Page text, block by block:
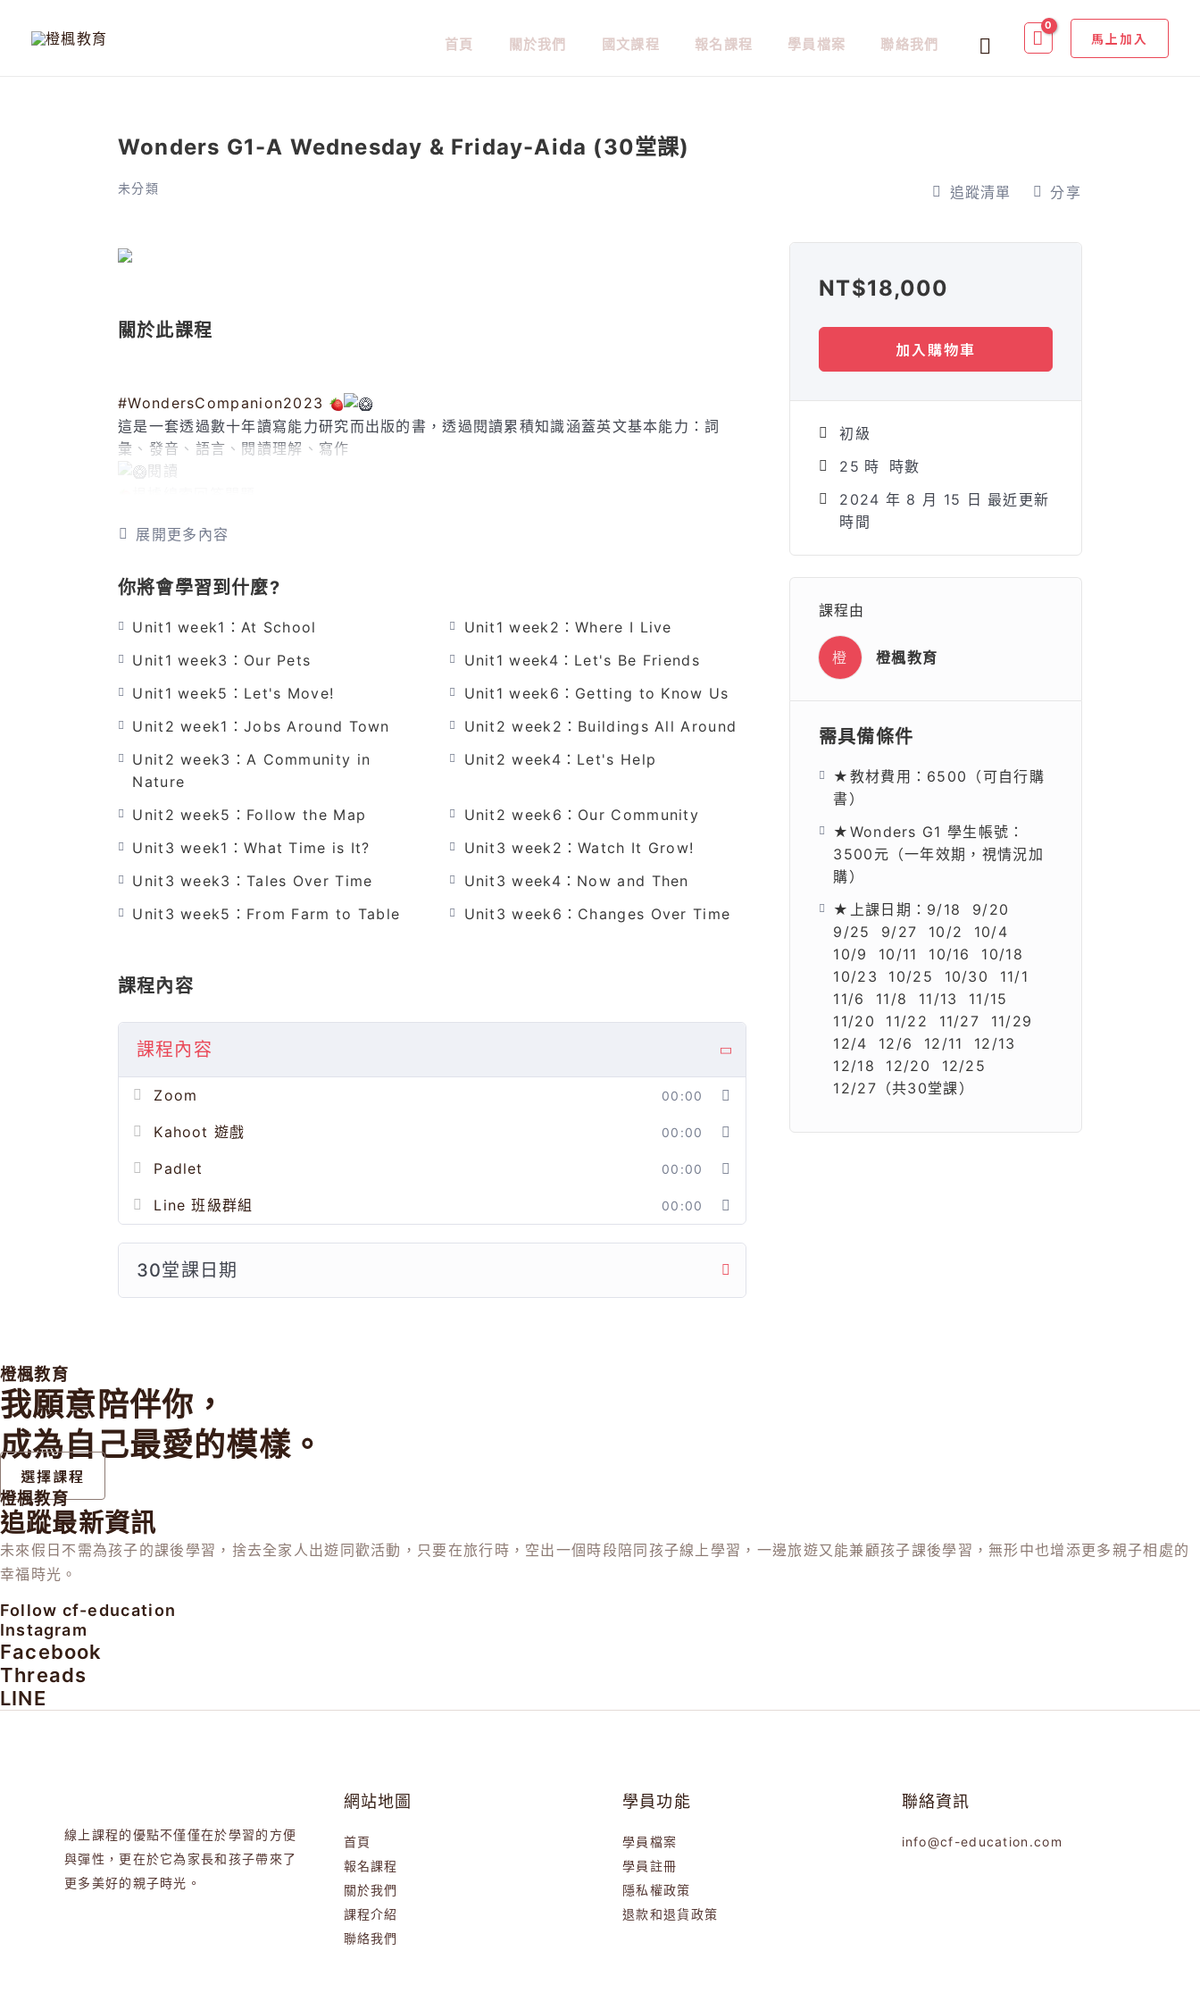
首頁 關於我們 國文課程 報名課程 學員檔案 聯絡我們
搜
馬上加入
Wonders G1-A Wednesday & Friday-Aida (30堂課)
未分類 追蹤清單 分享
關於此課程
#WondersCompanion2023
這是一套透過數十年讀寫能力研究而出版的書，透過閱讀累積知識涵蓋英文基本能力：詞
彙、發音、語言、閱讀理解、寫作
閱讀
深入了結文章引申義
組織研究與探討與探討
激發創意
透過寫作有效溝通
分析文本
提升寫作能力
批改文章
一堂課450元(含稅)
本課程需購買原文正版教材，我們尊重出版者辛苦的編輯
自然而然的學會拼字，課堂上會有小遊戲與測驗，我們會帶著孩子一步一步高速有效率的學
展開更多內容
你將會學習到什麼?
Unit1 week1：At School
Unit1 week2：Where I Live
Unit1 week3：Our Pets
Unit1 week4：Let's Be Friends
Unit1 week5：Let's Move!
Unit1 week6：Getting to Know Us
Unit2 week1：Jobs Around Town
Unit2 week2：Buildings All Around
Unit2 week3：A Community in
Nature
Unit2 week4：Let's Help
Unit2 week5：Follow the Map
Unit2 week6：Our Community
Unit3 week1：What Time is It?
Unit3 week2：Watch It Grow!
Unit3 week3：Tales Over Time
Unit3 week4：Now and Then
Unit3 week5：From Farm to Table
Unit3 week6：Changes Over Time
課程內容
課程內容
Zoom 00:00
Kahoot 遊戲 00:00
Padlet 00:00
Line 班級群組 00:00
30堂課日期
NT$18,000
加入購物車
初級
25 時
時數
2024 年 8 月 15 日 最近更新
時間
課程由
橙 橙楓教育
需具備條件
★教材費用：6500（可自行購
書）
★Wonders G1 學生帳號：
3500元（一年效期，視情況加
購）
★上課日期：9/18 9/20
9/25 9/27 10/2 10/4
10/9 10/11 10/16 10/18
10/23 10/25 10/30 11/1
11/6 11/8 11/13 11/15
11/20 11/22 11/27 11/29
12/4 12/6 12/11 12/13
12/18 12/20 12/25
12/27（共30堂課）
橙楓教育
我願意陪伴你，
成為自己最愛的模樣。
選擇課程
橙楓教育
追蹤最新資訊
未來假日不需為孩子的課後學習，捨去全家人出遊同歡活動，只要在旅行時，空出一個時段陪同孩子線上學習，一邊旅遊又能兼顧孩子課後學習，無形中也增添更多親子相處的
幸福時光。
Follow cf-education
Instagram
Facebook
Threads
LINE
線上課程的優點不僅僅在於學習的方便
與彈性，更在於它為家長和孩子帶來了
更多美好的親子時光。
網站地圖
首頁
報名課程
關於我們
課程介紹
聯絡我們
學員功能
學員檔案
學員註冊
隱私權政策
退款和退貨政策
聯絡資訊
info@cf-education.com